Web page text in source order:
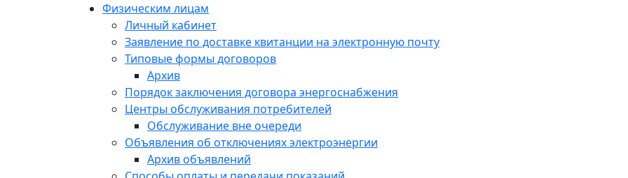
Физическим лицам
Личный кабинет
Заявление по доставке квитанции на электронную почту
Типовые формы договоров
Архив
Порядок заключения договора энергоснабжения
Центры обслуживания потребителей
Обслуживание вне очереди
Объявления об отключениях электроэнергии
Архив объявлений